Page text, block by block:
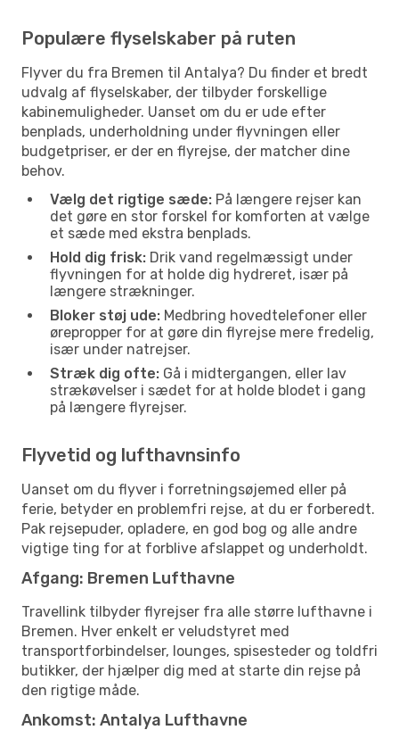
Populære flyselskaber på ruten
Flyver du fra Bremen til Antalya? Du finder et bredt
udvalg af flyselskaber, der tilbyder forskellige
kabinemuligheder. Uanset om du er ude efter
benplads, underholdning under flyvningen eller
budgetpriser, er der en flyrejse, der matcher dine
behov.
Vælg det rigtige sæde: På længere rejser kan
det gøre en stor forskel for komforten at vælge
et sæde med ekstra benplads.
Hold dig frisk: Drik vand regelmæssigt under
flyvningen for at holde dig hydreret, især på
længere strækninger.
Bloker støj ude: Medbring hovedtelefoner eller
ørepropper for at gøre din flyrejse mere fredelig,
især under natrejser.
Stræk dig ofte: Gå i midtergangen, eller lav
strækøvelser i sædet for at holde blodet i gang
på længere flyrejser.
Flyvetid og lufthavnsinfo
Uanset om du flyver i forretningsøjemed eller på
ferie, betyder en problemfri rejse, at du er forberedt.
Pak rejsepuder, opladere, en god bog og alle andre
vigtige ting for at forblive afslappet og underholdt.
Afgang: Bremen Lufthavne
Travellink tilbyder flyrejser fra alle større lufthavne i
Bremen. Hver enkelt er veludstyret med
transportforbindelser, lounges, spisesteder og toldfri
butikker, der hjælper dig med at starte din rejse på
den rigtige måde.
Ankomst: Antalya Lufthavne